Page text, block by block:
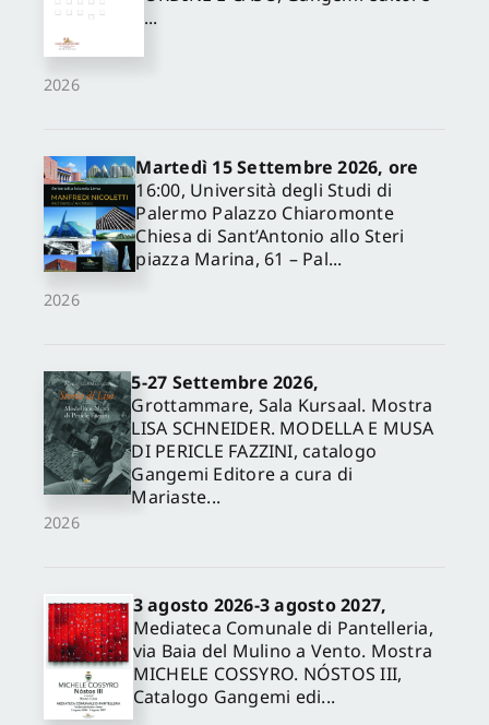
2026
...
2026
Martedì 15 Settembre 2026, ore
16:00, Università degli Studi di
Palermo Palazzo Chiaromonte
Chiesa di Sant’Antonio allo Steri
piazza Marina, 61 – Pal...
2026
5-27 Settembre 2026,
Grottammare, Sala Kursaal. Mostra
LISA SCHNEIDER. MODELLA E MUSA
DI PERICLE FAZZINI, catalogo
Gangemi Editore a cura di
Mariaste...
3 agosto 2026-3 agosto 2027,
Mediateca Comunale di Pantelleria,
via Baia del Mulino a Vento. Mostra
MICHELE COSSYRO. NÓSTOS III,
Catalogo Gangemi edi...